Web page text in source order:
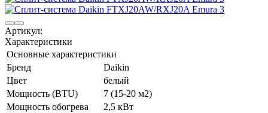
Артикул:
Характеристики
Основные характеристики
Бренд
Daikin
Цвет
белый
Мощность (BTU)
7 (15-20 м2)
Мощность обогрева
2,5 кВт